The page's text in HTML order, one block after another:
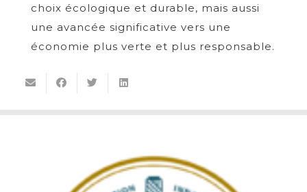
choix écologique et durable, mais aussi
une avancée significative vers une
économie plus verte et plus responsable.